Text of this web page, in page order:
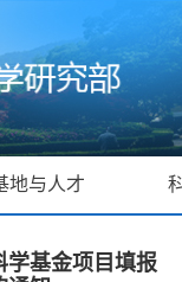
地与人才
学基金项目填报